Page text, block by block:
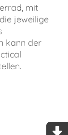
mit
jeweilige
kann der